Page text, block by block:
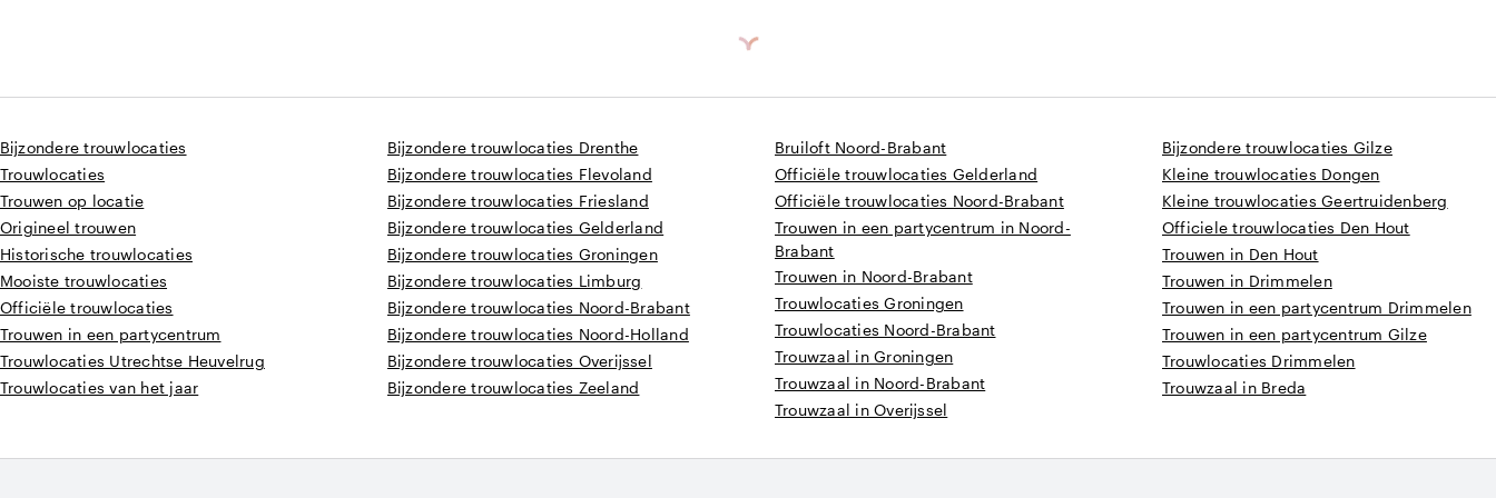
Bijzondere trouwlocaties
Trouwlocaties
Trouwen op locatie
Origineel trouwen
Historische trouwlocaties
Mooiste trouwlocaties
Officiële trouwlocaties
Trouwen in een partycentrum
Trouwlocaties Utrechtse Heuvelrug
Trouwlocaties van het jaar
Bijzondere trouwlocaties Drenthe
Bijzondere trouwlocaties Flevoland
Bijzondere trouwlocaties Friesland
Bijzondere trouwlocaties Gelderland
Bijzondere trouwlocaties Groningen
Bijzondere trouwlocaties Limburg
Bijzondere trouwlocaties Noord-Brabant
Bijzondere trouwlocaties Noord-Holland
Bijzondere trouwlocaties Overijssel
Bijzondere trouwlocaties Zeeland
Bruiloft Noord-Brabant
Officiële trouwlocaties Gelderland
Officiële trouwlocaties Noord-Brabant
Trouwen in een partycentrum in Noord-
Brabant
Trouwen in Noord-Brabant
Trouwlocaties Groningen
Trouwlocaties Noord-Brabant
Trouwzaal in Groningen
Trouwzaal in Noord-Brabant
Trouwzaal in Overijssel
Bijzondere trouwlocaties Gilze
Kleine trouwlocaties Dongen
Kleine trouwlocaties Geertruidenberg
Officiele trouwlocaties Den Hout
Trouwen in Den Hout
Trouwen in Drimmelen
Trouwen in een partycentrum Drimmelen
Trouwen in een partycentrum Gilze
Trouwlocaties Drimmelen
Trouwzaal in Breda